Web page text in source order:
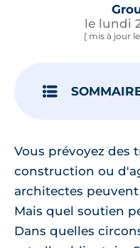
le lundi
[ mis à jour
Vous prévoyez des
construction ou
architectes
Mais quel soutien
Dans quelles